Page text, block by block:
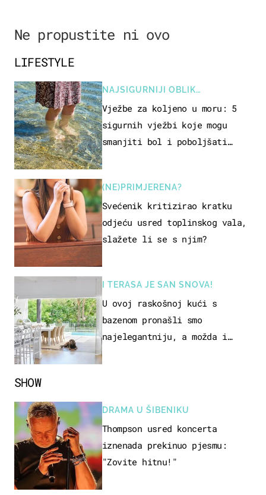
Ne propustite ni ovo
SHOW
DRAMA U ŠIBENIKU
Thompson usred koncerta
iznenada prekinuo pjesmu:
"Zovite hitnu!"
LIFESTYLE
NAJSIGURNIJI OBLIK
REKREACIJE
Vježbe za koljeno u moru: 5
sigurnih vježbi koje mogu
smanjiti bol i poboljšati
(NE)PRIMJERENA?
Svećenik kritizirao kratku
odjeću usred toplinskog vala,
slažete li se s njim?
I TERASA JE SAN SNOVA!
U ovoj raskošnoj kući s
bazenom pronašli smo
najelegantniju, a možda i